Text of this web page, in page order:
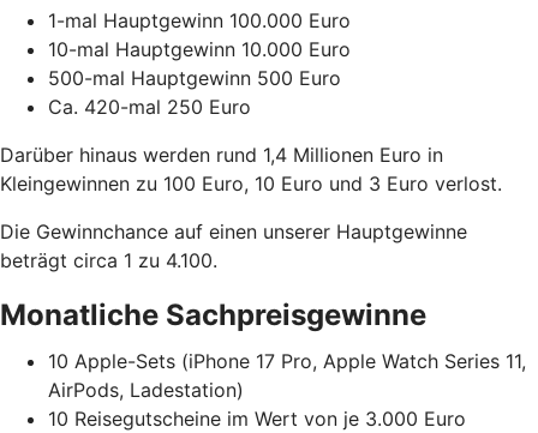
1-mal Hauptgewinn 100.000 Euro
10-mal Hauptgewinn 10.000 Euro
500-mal Hauptgewinn 500 Euro
Ca. 420-mal 250 Euro
Darüber hinaus werden rund 1,4 Millionen Euro in
Kleingewinnen zu 100 Euro, 10 Euro und 3 Euro verlost.
Die Gewinnchance auf einen unserer Hauptgewinne
beträgt circa 1 zu 4.100.
Monatliche Sachpreisgewinne
10 Apple-Sets (iPhone 17 Pro, Apple Watch Series 11,
AirPods, Ladestation)
10 Reisegutscheine im Wert von je 3.000 Euro